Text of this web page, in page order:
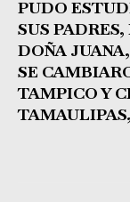
PUDO
SUS
DOÑA
SE
TAMPICO Y